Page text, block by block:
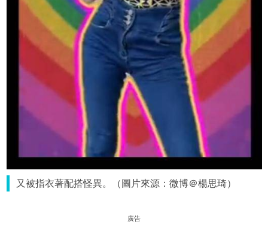
又被指衣著配搭怪異。（圖片來源：微博＠楊思琦）
廣告